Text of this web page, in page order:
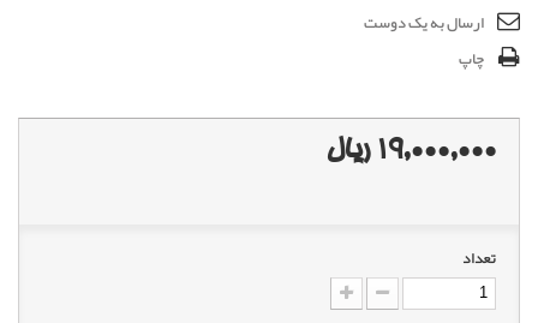
ارسال به یک دوست
چاپ
19,000,000 ریال
تعداد